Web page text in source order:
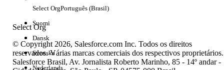
Sem resultados
Select Org
Select OrgPortuguês (Brasil)
Suomi
Dansk
Svenska
Nederlands
© Copyright 2026, Salesforce.com Inc. Todos os direitos
reservados. Várias marcas comerciais dos respectivos proprietários.
Salesforce Brasil, Av. Jornalista Roberto Marinho, 85 - 14º andar -